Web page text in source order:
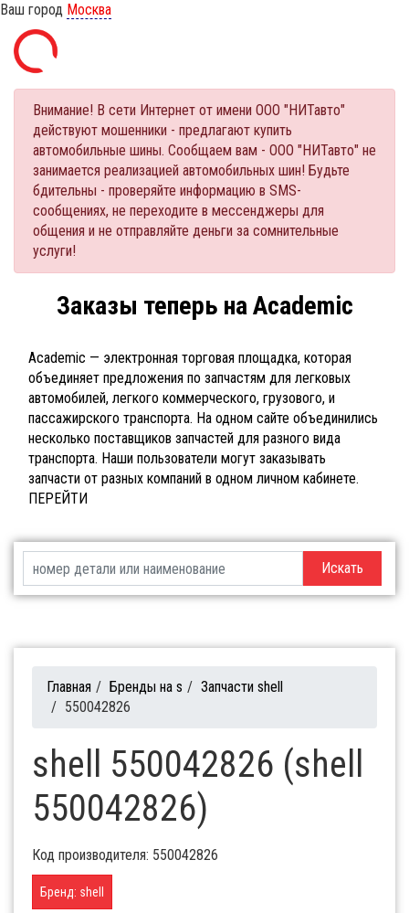
Ваш город Москва
Внимание! В сети Интернет от имени ООО "НИТавто"
действуют мошенники - предлагают купить
автомобильные шины. Сообщаем вам - ООО "НИТавто" не
занимается реализацией автомобильных шин! Будьте
бдительны - проверяйте информацию в SMS-
сообщениях, не переходите в мессенджеры для
общения и не отправляйте деньги за сомнительные
услуги!
Заказы теперь на Academic
Academic — электронная торговая площадка, которая
объединяет предложения по запчастям для легковых
автомобилей, легкого коммерческого, грузового, и
пассажирского транспорта. На одном сайте объединились
несколько поставщиков запчастей для разного вида
транспорта. Наши пользователи могут заказывать
запчасти от разных компаний в одном личном кабинете.
ПЕРЕЙТИ
Искать
Главная / Бренды на s / Запчасти shell
/ 550042826
shell 550042826 (shell
550042826)
Код производителя: 550042826
Бренд: shell